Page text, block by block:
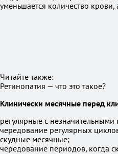
уменьшается количество
Читайте также:
Ретинопатия — что это такое?
Клинически месячные перед
регулярные с
чередование регулярных
скудные месячные;
чередование периодов, когда